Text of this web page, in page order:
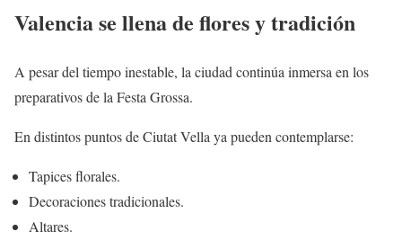
Valencia se llena de flores y tradición
A pesar del tiempo inestable, la ciudad continúa inmersa en los
preparativos de la Festa Grossa.
En distintos puntos de Ciutat Vella ya pueden contemplarse:
Tapices florales.
Decoraciones tradicionales.
Altares.